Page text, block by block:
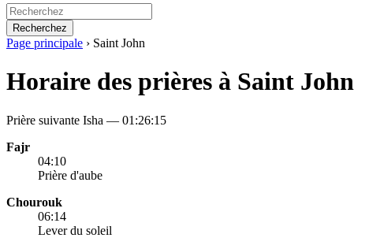
Recherchez
Page principale › Saint John
Horaire des prières à Saint John
Prière suivante Isha — 01:26:15
Fajr
04:10
Prière d'aube
Chourouk
06:14
Lever du soleil